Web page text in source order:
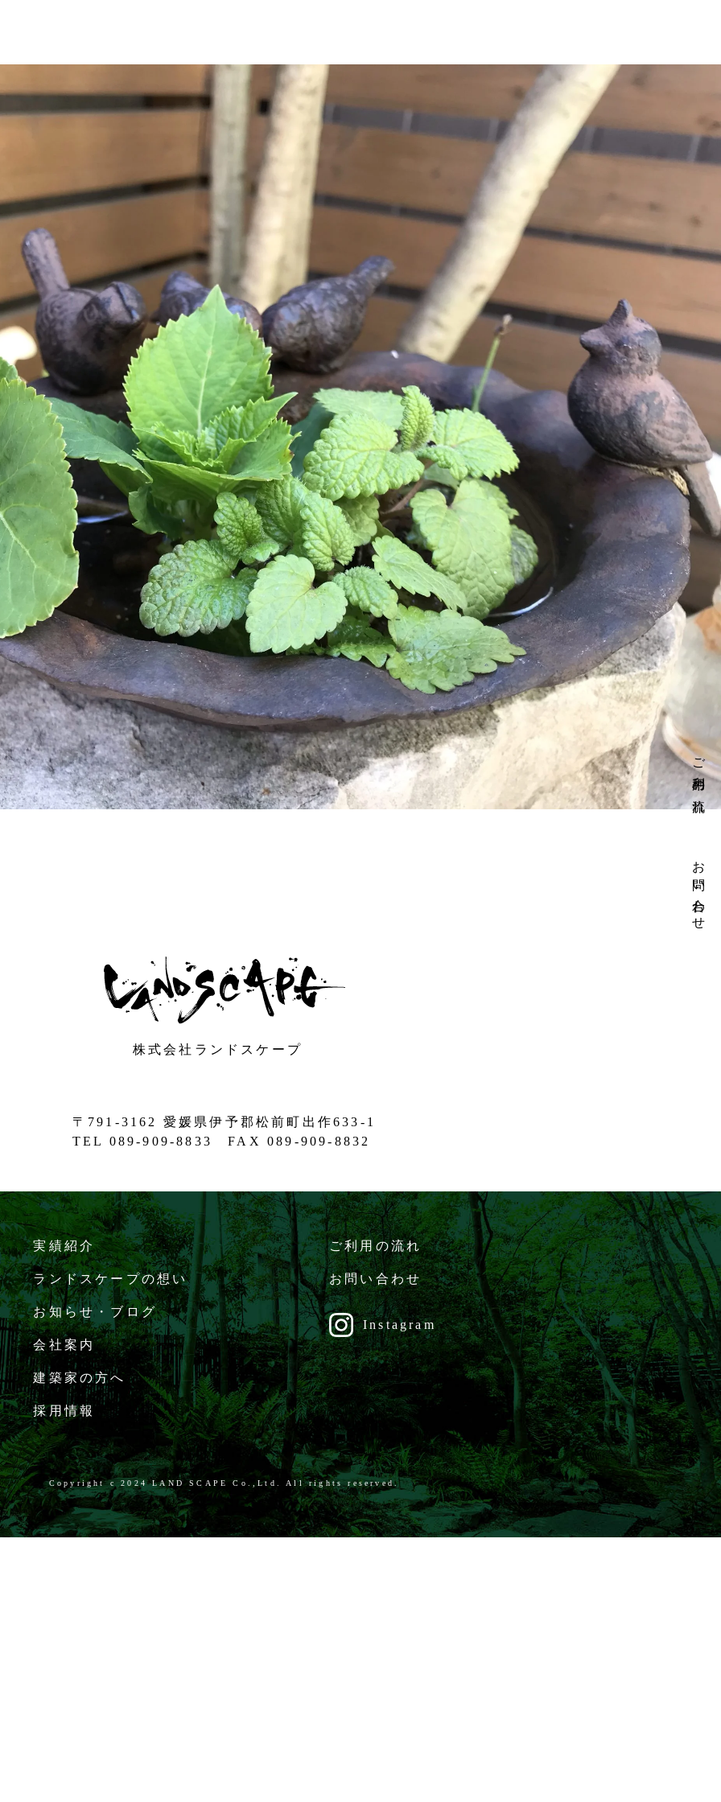
ご利用の流れ
お問い合わせ
〒791-3162 愛媛県伊予郡松前町出作633-1
TEL 089-909-8833 FAX 089-909-8832
株式会社ランドスケープ
実績紹介
ランドスケープの想い
お知らせ・ブログ
会社案内
建築家の方へ
採用情報
ご利用の流れ
お問い合わせ
Instagram
Copyright c 2024 LAND SCAPE Co.,Ltd. All rights reserved.